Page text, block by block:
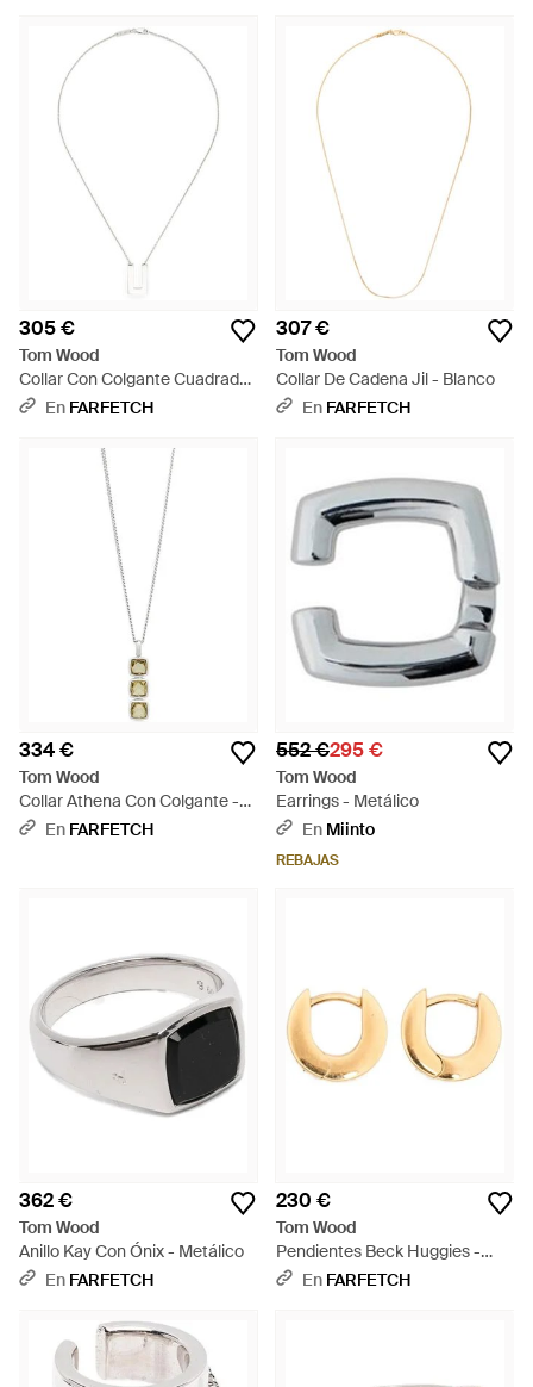
305 €
Tom Wood
Collar Con Colgante Cuadrado
- Blanco
En FARFETCH
307 €
Tom Wood
Collar De Cadena Jil - Blanco
En FARFETCH
334 €
Tom Wood
Collar Athena Con Colgante -
Metálico
En FARFETCH
552 €295 €
Tom Wood
Earrings - Metálico
En Miinto
REBAJAS
362 €
Tom Wood
Anillo Kay Con Ónix - Metálico
En FARFETCH
230 €
Tom Wood
Pendientes Beck Huggies -
Metálico
En FARFETCH